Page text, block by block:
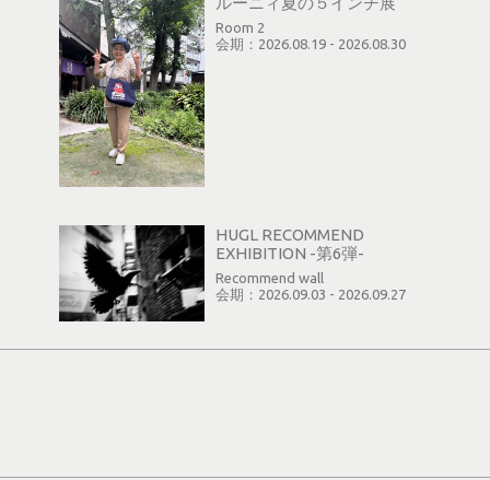
Room 2
会期：2026.08.19 - 2026.08.30
HUGL RECOMMEND
EXHIBITION -第6弾-
Recommend wall
会期：2026.09.03 - 2026.09.27